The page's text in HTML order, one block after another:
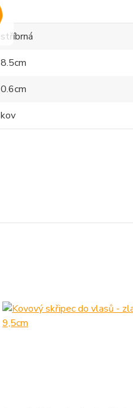
stříbrná
8.5cm
0.6cm
kov